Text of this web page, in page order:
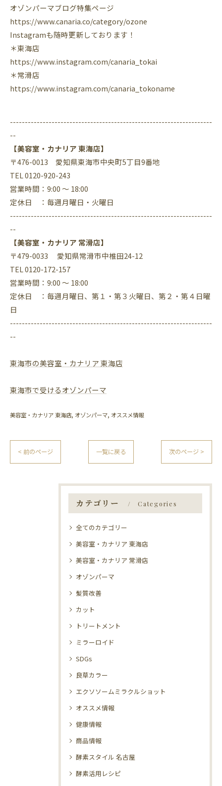
オゾンパーマブログ特集ページ
https://www.canaria.co/category/ozone
Instagramも随時更新しております！
＊東海店
https://www.instagram.com/canaria_tokai
＊常滑店
https://www.instagram.com/canaria_tokoname
--------------------------------------------------------------------
--
【美容室・カナリア 東海店】
〒476-0013 愛知県東海市中央町5丁目9番地
TEL 0120-920-243
営業時間：9:00 ～ 18:00
定休日 ：毎週月曜日・火曜日
--------------------------------------------------------------------
--
【美容室・カナリア 常滑店】
〒479-0033 愛知県常滑市中椎田24-12
TEL 0120-172-157
営業時間：9:00 ～ 18:00
定休日 ：毎週月曜日、第１・第３火曜日、第２・第４日曜
日
--------------------------------------------------------------------
--
東海市の美容室・カナリア 東海店
東海市で受けるオゾンパーマ
美容室・カナリア 東海店 オゾンパーマ オススメ情報
< 前のページ 一覧に戻る 次のページ >
カテゴリー Categories
全てのカテゴリー
美容室・カナリア 東海店
美容室・カナリア 常滑店
オゾンパーマ
髪質改善
カット
トリートメント
ミラーロイド
SDGs
良草カラー
エクソソームミラクルショット
オススメ情報
健康情報
商品情報
酵素スタイル 名古屋
酵素活用レシピ